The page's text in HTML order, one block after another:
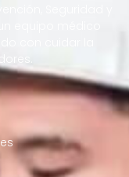
Seguridad y
equipo médico
con cuidar la